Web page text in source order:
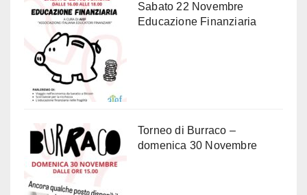
Sabato 22 Novembre
Educazione Finanziaria
Torneo di Burraco –
domenica 30 Novembre